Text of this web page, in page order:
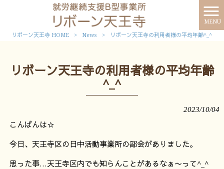
MENU
リボーン天王寺 HOME > News > リボーン天王寺の利用者様の平均年齢^_^
リボーン天王寺の利用者様の平均年齢
^_^
2023/10/04
こんばんは☆
今日、天王寺区の日中活動事業所の部会がありました。
思った事…天王寺区内でも知らんことがあるなぁ〜って^_^